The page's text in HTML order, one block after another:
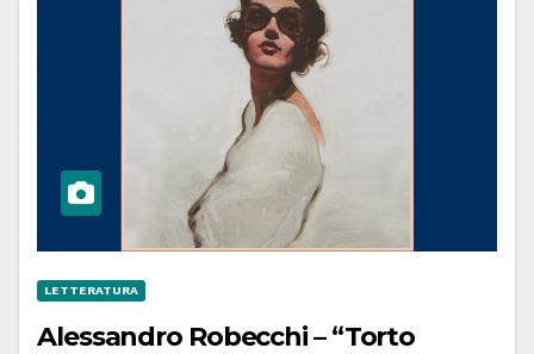
LETTERATURA
Alessandro Robecchi – “Torto